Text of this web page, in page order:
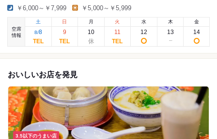
￥6,000～￥7,999 ￥5,000～￥5,999
空席
情報
土
8/8
日
9
月
10
火
11
水
12
木
13
金
14
おいしいお店を発見
3.5以下のうまい店